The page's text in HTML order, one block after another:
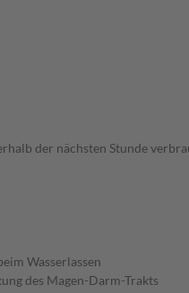
der nächsten Stunde
Wasserlassen
des Magen-Darm-Trakts